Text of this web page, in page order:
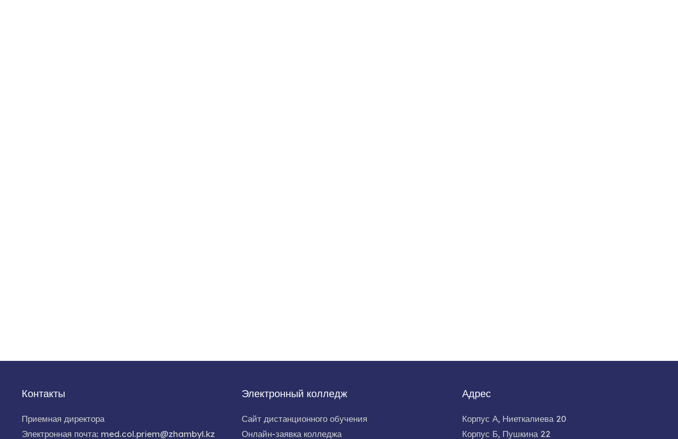
Контакты
Приемная директора
Электронная почта: med.col.priem@zhambyl.kz
Электронный колледж
Сайт дистанционного обучения
Онлайн-заявка колледжа
Адрес
Корпус А, Ниеткалиева 20
Корпус Б, Пушкина 22